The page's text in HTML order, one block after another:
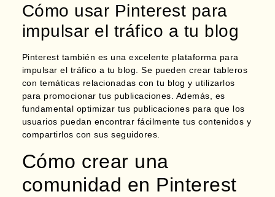
Cómo usar Pinterest para
impulsar el tráfico a tu blog
Pinterest también es una excelente plataforma para
impulsar el tráfico a tu blog.
Se pueden crear tableros
con temáticas relacionadas con tu blog y utilizarlos
para promocionar tus publicaciones. Además, es
fundamental optimizar tus publicaciones para que los
usuarios puedan encontrar fácilmente tus contenidos y
compartirlos con sus seguidores.
Cómo crear una
comunidad en Pinterest